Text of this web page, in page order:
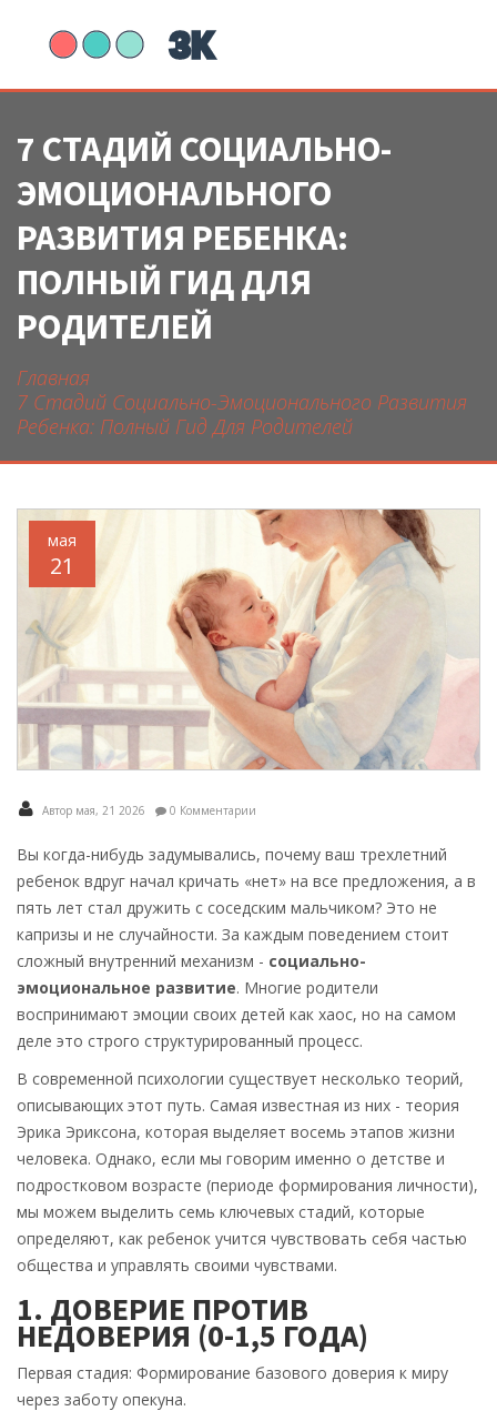
7 СТАДИЙ СОЦИАЛЬНО-
ЭМОЦИОНАЛЬНОГО
РАЗВИТИЯ РЕБЕНКА:
ПОЛНЫЙ ГИД ДЛЯ
РОДИТЕЛЕЙ
Главная
7 Стадий Социально-Эмоционального Развития
Ребенка: Полный Гид Для Родителей
мая
21
Автор мая, 21 2026 0 Комментарии
Вы когда-нибудь задумывались, почему ваш трехлетний
ребенок вдруг начал кричать «нет» на все предложения, а в
пять лет стал дружить с соседским мальчиком? Это не
капризы и не случайности. За каждым поведением стоит
сложный внутренний механизм - социально-
эмоциональное развитие. Многие родители
воспринимают эмоции своих детей как хаос, но на самом
деле это строго структурированный процесс.
В современной психологии существует несколько теорий,
описывающих этот путь. Самая известная из них - теория
Эрика Эриксона, которая выделяет восемь этапов жизни
человека. Однако, если мы говорим именно о детстве и
подростковом возрасте (периоде формирования личности),
мы можем выделить семь ключевых стадий, которые
определяют, как ребенок учится чувствовать себя частью
общества и управлять своими чувствами.
1. ДОВЕРИЕ ПРОТИВ
НЕДОВЕРИЯ (0-1,5 ГОДА)
Первая стадия: Формирование базового доверия к миру
через заботу опекуна.